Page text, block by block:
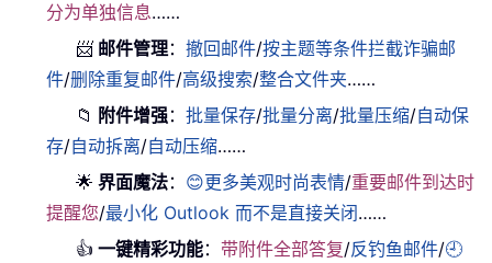
分为单独信息……
📨 邮件管理：撤回邮件/按主题等条件拦截诈骗邮
件/删除重复邮件/高级搜索/整合文件夹……
📁 附件增强：批量保存/批量分离/批量压缩/自动保
存/自动拆离/自动压缩……
🌟 界面魔法： 😊更多美观时尚表情/重要邮件到达时
提醒您/最小化 Outlook 而不是直接关闭……
👍 一键精彩功能：带附件全部答复/反钓鱼邮件/🕘